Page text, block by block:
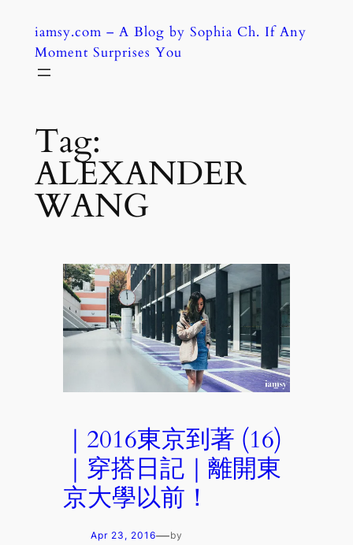
content
iamsy.com – A Blog by Sophia Ch. If Any
Moment Surprises You
Tag:
ALEXANDER
WANG
｜2016東京到著 (16)
｜穿搭日記｜離開東
京大學以前！
Apr 23, 2016—by